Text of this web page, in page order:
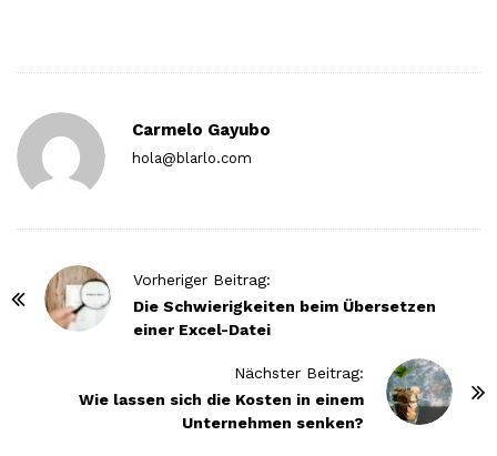
Carmelo Gayubo
hola@blarlo.com
Vorheriger Beitrag:
Die Schwierigkeiten beim Übersetzen
einer Excel-Datei
Nächster Beitrag:
Wie lassen sich die Kosten in einem
Unternehmen senken?